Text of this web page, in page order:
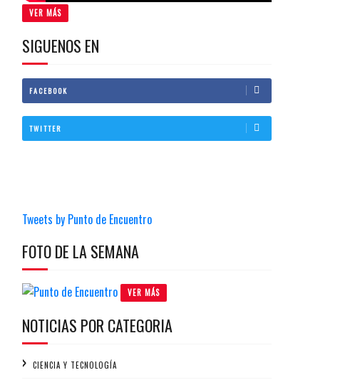
VER MÁS
SIGUENOS EN
FACEBOOK
TWITTER
Tweets by Punto de Encuentro
FOTO DE LA SEMANA
VER MÁS
NOTICIAS POR CATEGORIA
CIENCIA Y TECNOLOGÍA